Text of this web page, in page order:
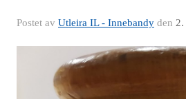
Postet av Utleira IL - Innebandy den